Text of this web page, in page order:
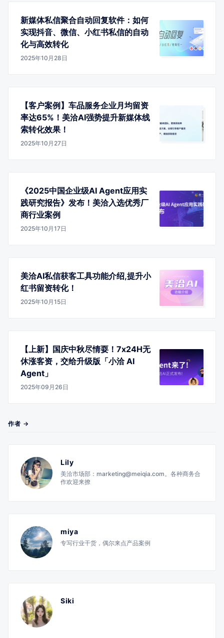
新媒体私信聚合自动回复软件：如何
实现抖音、微信、小红书私信的自动
化与高效转化
2025年10月28日
【客户案例】车品服务企业月均留资
率达65%！美洽AI强势提升新媒体线
索转化效果！
2025年10月27日
《2025中国企业级AI Agent应用实
践研究报告》发布！美洽入选优秀厂
商行业案例
2025年10月17日
美洽AI私信获客工具功能介绍,提升小
红书留资转化！
2025年10月15日
【上新】国庆中秋尽情耍！7x24H无
休涨客资，交给升级版「小洽 AI
Agent」
2025年09月26日
作者 →
Lily
美洽市场部：marketing@meiqia.com。各种商务合
作欢迎来撩
miya
专写行业干货，偶尔来点产品案例
Siki